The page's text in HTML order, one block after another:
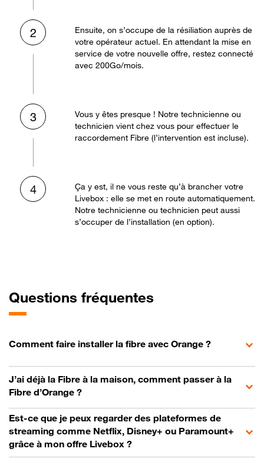
2
Ensuite, on s’occupe de la résiliation auprès de
votre opérateur actuel. En attendant la mise en
service de votre nouvelle offre, restez connecté
avec 200Go/mois.
3
Vous y êtes presque ! Notre technicienne ou
technicien vient chez vous pour effectuer le
raccordement Fibre (l’intervention est incluse).
4
Ça y est, il ne vous reste qu’à brancher votre
Livebox : elle se met en route automatiquement.
Notre technicienne ou technicien peut aussi
s’occuper de l’installation (en option).
Questions fréquentes
Comment faire installer la fibre avec Orange ?
J’ai déjà la Fibre à la maison, comment passer à la
Fibre d’Orange ?
Est-ce que je peux regarder des plateformes de
streaming comme Netflix, Disney+ ou Paramount+
grâce à mon offre Livebox ?